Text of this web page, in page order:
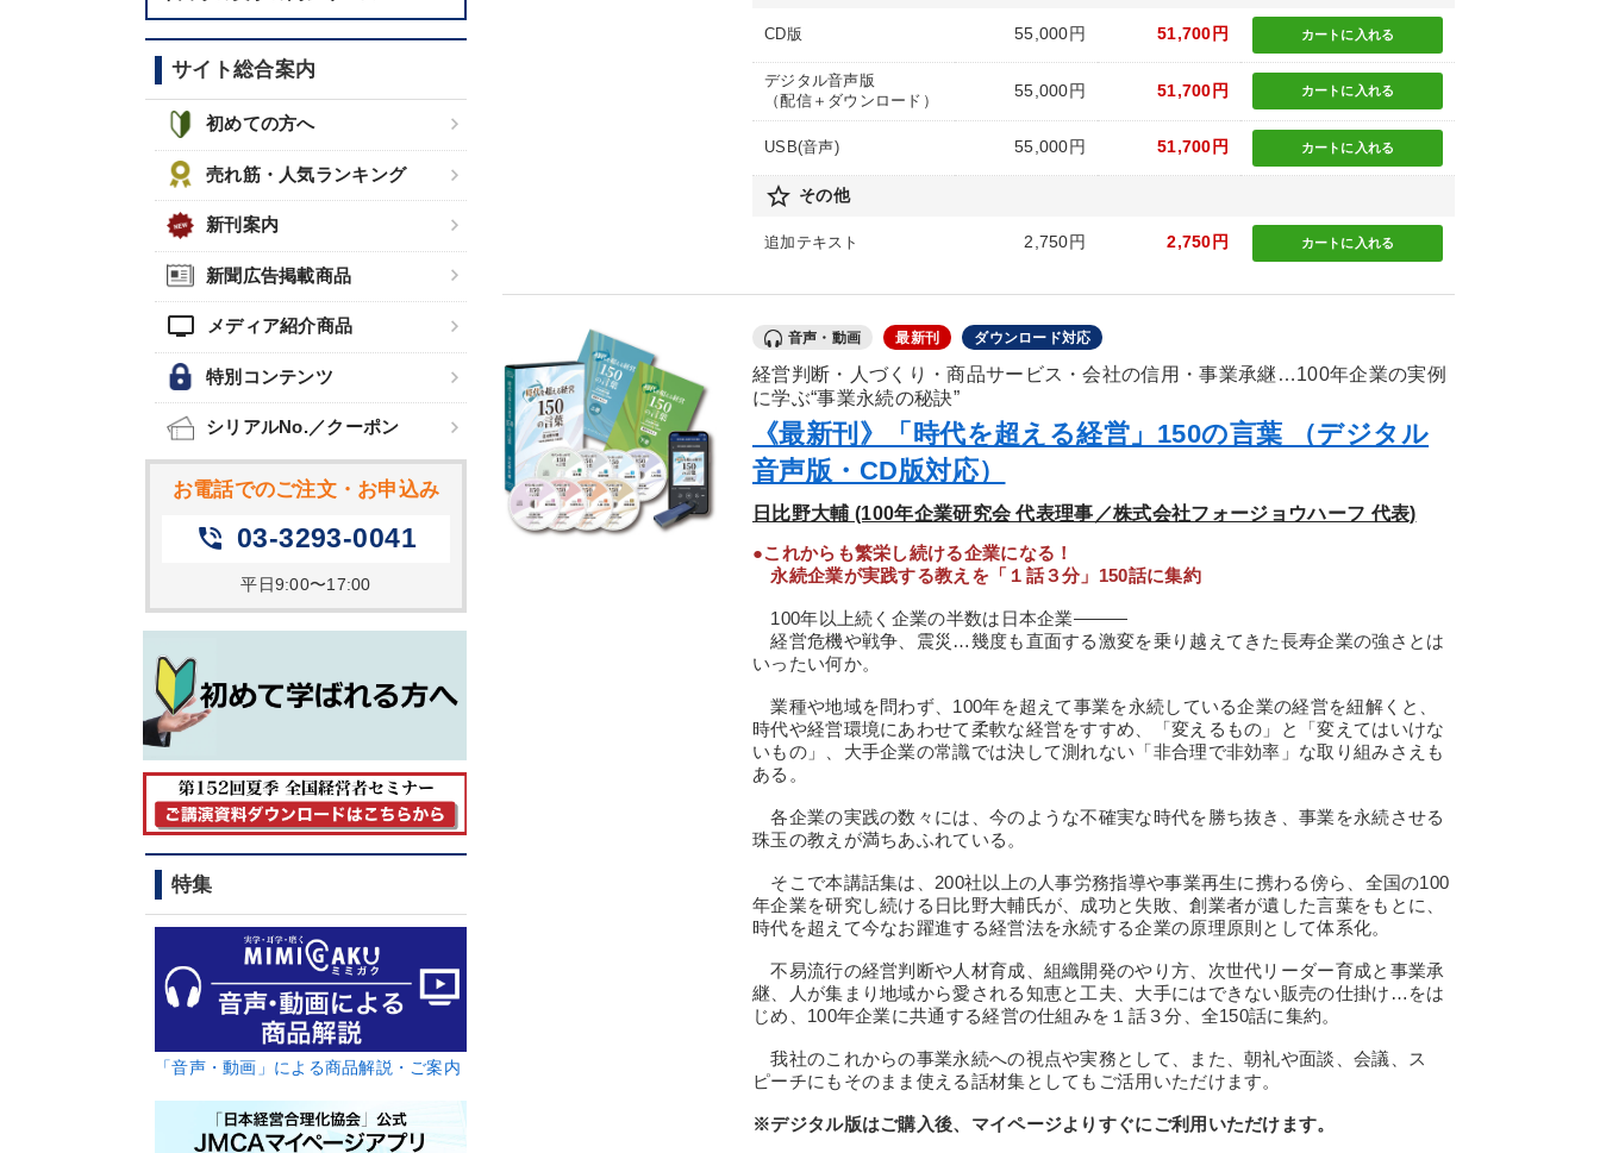
サイト総合案内
初めての方へ
売れ筋・人気ランキング
新刊案内
新聞広告掲載商品
tv メディア紹介商品
特別コンテンツ
シリアルNo.／クーポン
お電話でのご注文・お申込み
phone_in_talk 03-3293-0041
平日9:00〜17:00
特集
「音声・動画」による商品解説・ご案内
CD版 55,000円 51,700円 カートに 入れる
デジタル音声版
（配信＋ダウンロード）
55,000円 51,700円 カートに 入れる
USB(音声) 55,000円 51,700円 カートに 入れる
star_border その他
追加テキスト 2,750円 2,750円 カートに 入れる
音声・動画 最新刊 ダウンロード対応
経営判断・人づくり・商品サービス・会社の信用・事業承継…100年企業の実例
に学ぶ“事業永続の秘訣”
《最新刊》「時代を超える経営」150の言葉 （デジタル
音声版・CD版対応）
日比野大輔 (100年企業研究会 代表理事／株式会社フォージョウハーフ 代表)
●これからも繁栄し続ける企業になる！
永続企業が実践する教えを「１話３分」150話に集約
100年以上続く企業の半数は日本企業―――
経営危機や戦争、震災…幾度も直面する激変を乗り越えてきた長寿企業の強さとは
いったい何か。
業種や地域を問わず、100年を超えて事業を永続している企業の経営を紐解くと、
時代や経営環境にあわせて柔軟な経営をすすめ、「変えるもの」と「変えてはいけな
いもの」、大手企業の常識では決して測れない「非合理で非効率」な取り組みさえも
ある。
各企業の実践の数々には、今のような不確実な時代を勝ち抜き、事業を永続させる
珠玉の教えが満ちあふれている。
そこで本講話集は、200社以上の人事労務指導や事業再生に携わる傍ら、全国の100
年企業を研究し続ける日比野大輔氏が、成功と失敗、創業者が遺した言葉をもとに、
時代を超えて今なお躍進する経営法を永続する企業の原理原則として体系化。
不易流行の経営判断や人材育成、組織開発のやり方、次世代リーダー育成と事業承
継、人が集まり地域から愛される知恵と工夫、大手にはできない販売の仕掛け…をは
じめ、100年企業に共通する経営の仕組みを１話３分、全150話に集約。
我社のこれからの事業永続への視点や実務として、また、朝礼や面談、会議、ス
ピーチにもそのまま使える話材集としてもご活用いただけます。
※デジタル版はご購入後、マイページよりすぐにご利用いただけます。